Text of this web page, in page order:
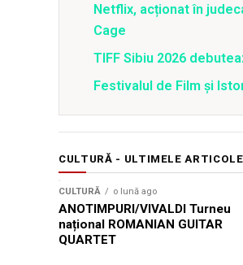
Netflix, acționat în
Cage
TIFF Sibiu 2026
Festivalul de Film şi
CULTURĂ - ULTIMELE ARTICOLE
CULTURĂ o lună ago
ANOTIMPURI/VIVALDI Turneu
național ROMANIAN GUITAR
QUARTET